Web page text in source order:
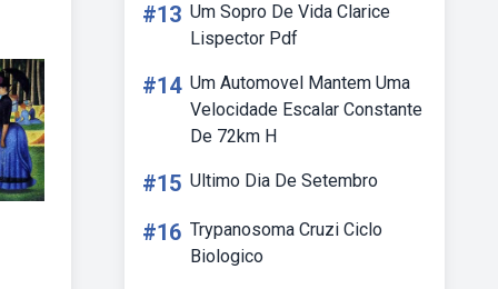
#13 Um Sopro De Vida Clarice
Lispector Pdf
#14 Um Automovel Mantem Uma
Velocidade Escalar Constante
De 72km H
#15 Ultimo Dia De Setembro
#16 Trypanosoma Cruzi Ciclo
Biologico